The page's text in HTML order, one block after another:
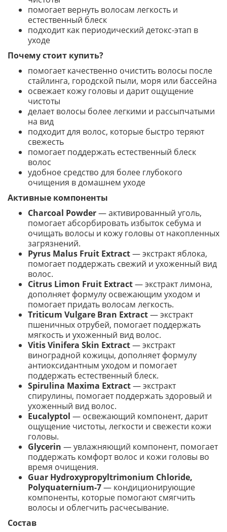
помогает вернуть волосам легкость и
естественный блеск
подходит как периодический детокс-этап в
уходе
Почему стоит купить?
помогает качественно очистить волосы после
стайлинга, городской пыли, моря или бассейна
освежает кожу головы и дарит ощущение
чистоты
делает волосы более легкими и рассыпчатыми
на вид
подходит для волос, которые быстро теряют
свежесть
помогает поддержать естественный блеск
волос
удобное средство для более глубокого
очищения в домашнем уходе
Активные компоненты
Charcoal Powder— активированный уголь,
помогает абсорбировать избыток себума и
очищать волосы и кожу головы от накопленных
загрязнений.
Pyrus Malus Fruit Extract— экстракт яблока,
помогает поддержать свежий и ухоженный вид
волос.
Citrus Limon Fruit Extract— экстракт лимона,
дополняет формулу освежающим уходом и
помогает придать волосам легкость.
Triticum Vulgare Bran Extract— экстракт
пшеничных отрубей, помогает поддержать
мягкость и ухоженный вид волос.
Vitis Vinifera Skin Extract— экстракт
виноградной кожицы, дополняет формулу
антиоксидантным уходом и помогает
поддержать естественный блеск.
Spirulina Maxima Extract— экстракт
спирулины, помогает поддержать здоровый и
ухоженный вид волос.
Eucalyptol — освежающий компонент, дарит
ощущение чистоты, легкости и свежести кожи
головы.
Glycerin — увлажняющий компонент, помогает
поддержать комфорт волос и кожи головы во
время очищения.
Guar Hydroxypropyltrimonium Chloride,
Polyquaternium-7— кондиционирующие
компоненты, которые помогают смягчить
волосы и облегчить расчесывание.
Состав